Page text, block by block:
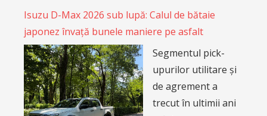
Isuzu D-Max 2026 sub lupă: Calul de bătaie
japonez învață bunele maniere pe asfalt
Segmentul pick-
upurilor utilitare și
de agrement a
trecut în ultimii ani